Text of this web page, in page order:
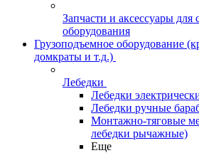
Запчасти и аксессуары для
оборудования
Грузоподъемное оборудование
домкраты и т.д.)
Лебедки
Лебедки
Лебедки ручные
Монтажно-тяговые
лебедки рычажные)
Еще